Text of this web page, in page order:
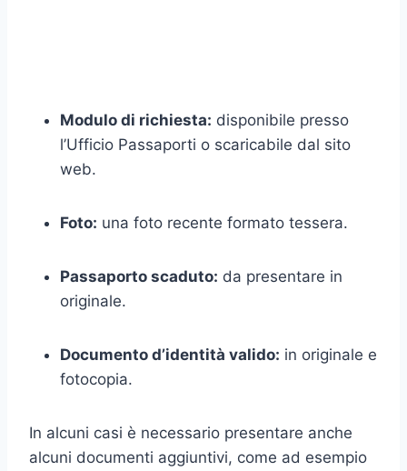
Modulo di richiesta: disponibile presso
l’Ufficio Passaporti o scaricabile dal sito
web.
Foto: una foto recente formato tessera.
Passaporto scaduto: da presentare in
originale.
Documento d’identità valido: in originale e
fotocopia.
In alcuni casi è necessario presentare anche
alcuni documenti aggiuntivi, come ad esempio